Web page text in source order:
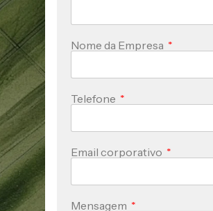
Nome da Empresa
Telefone
Email corporativo
Mensagem